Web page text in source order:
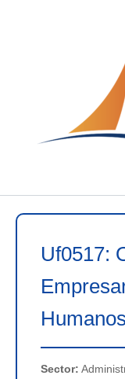
Uf0517:
Humanos
Sector: